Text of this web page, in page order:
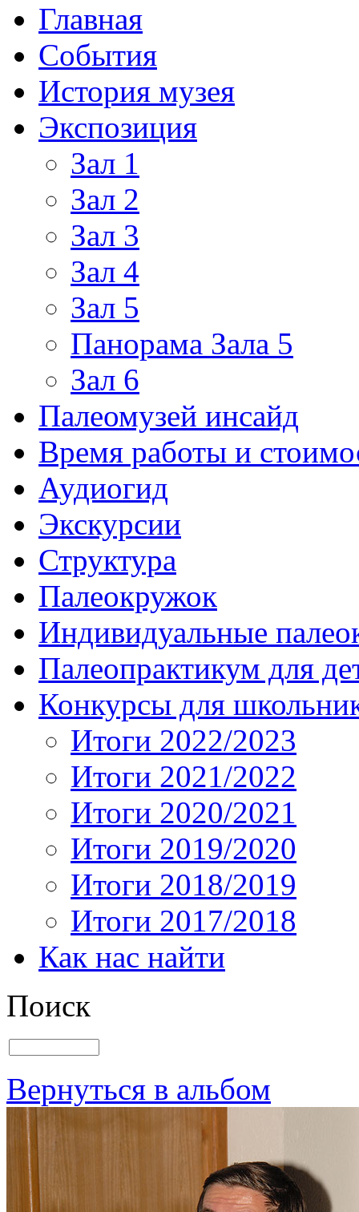
Главная
События
История музея
Экспозиция
Зал 1
Зал 2
Зал 3
Зал 4
Зал 5
Панорама Зала 5
Зал 6
Палеомузей инсайд
Время работы и
Аудиогид
Экскурсии
Структура
Палеокружок
Индивидуальные
Палеопрактикум для
Конкурсы для
Итоги 2022/2023
Итоги 2021/2022
Итоги 2020/2021
Итоги 2019/2020
Итоги 2018/2019
Итоги 2017/2018
Как нас найти
Поиск
Вернуться в альбом